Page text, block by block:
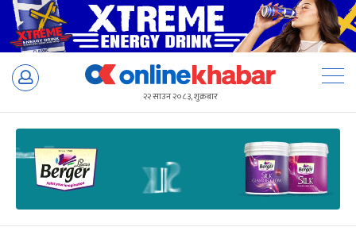
Skip
२२ साउन २०८३, शुक्रबार